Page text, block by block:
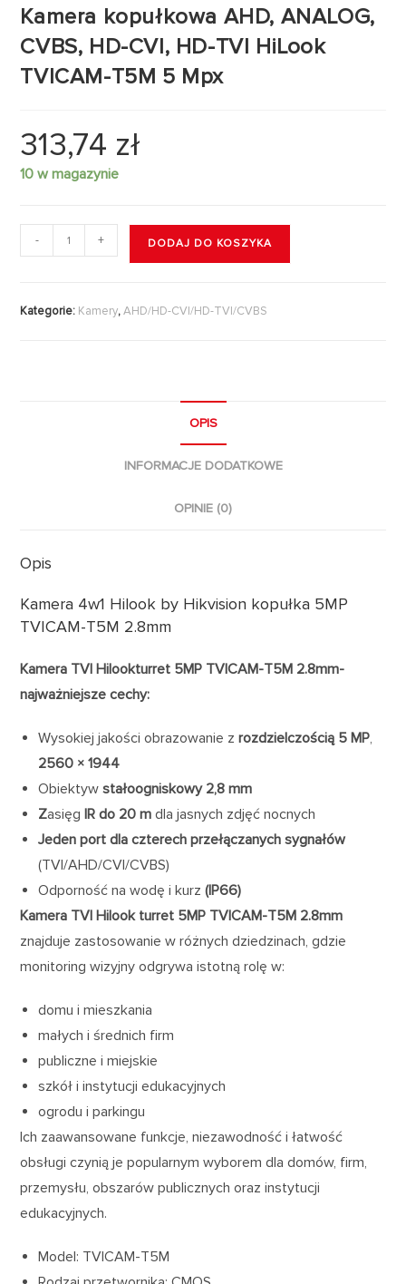
Kamera kopułkowa AHD, ANALOG,
CVBS, HD-CVI, HD-TVI HiLook
TVICAM-T5M 5 Mpx
313,74 zł
10 w magazynie
- + DODAJ DO KOSZYKA
Kategorie: Kamery,AHD/HD-CVI/HD-TVI/CVBS
OPIS
INFORMACJE DODATKOWE
OPINIE (0)
Opis
Kamera 4w1 Hilook by Hikvision kopułka 5MP
TVICAM-T5M 2.8mm
Kamera TVI Hilookturret 5MP TVICAM-T5M 2.8mm-
najważniejsze cechy:
Wysokiej jakości obrazowanie zrozdzielczością 5 MP,
2560 × 1944
Obiektywstałoogniskowy 2,8 mm
ZasięgIR do 20 m dla jasnych zdjęć nocnych
Jeden port dla czterech przełączanych sygnałów
(TVI/AHD/CVI/CVBS)
Odporność na wodę i kurz(IP66)
Kamera TVI Hilook turret 5MP TVICAM-T5M 2.8mm
znajduje zastosowanie w różnych dziedzinach, gdzie
monitoring wizyjny odgrywa istotną rolę w:
domu i mieszkania
małych i średnich firm
publiczne i miejskie
szkół i instytucji edukacyjnych
ogrodu i parkingu
Ich zaawansowane funkcje, niezawodność i łatwość
obsługi czynią je popularnym wyborem dla domów, firm,
przemysłu, obszarów publicznych oraz instytucji
edukacyjnych.
Model: TVICAM-T5M